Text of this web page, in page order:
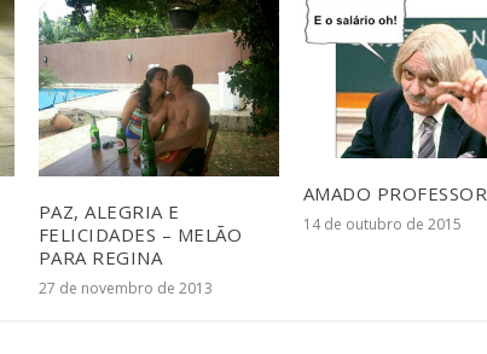
PAZ, ALEGRIA E
FELICIDADES – MELÃO
PARA REGINA
27 de novembro de 2013
AMADO PROFESSOR
14 de outubro de 2015